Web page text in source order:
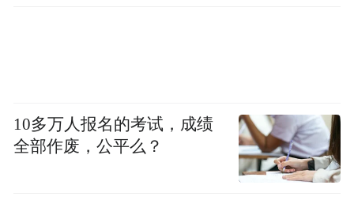
10多万人报名的考试，成绩
全部作废，公平么？